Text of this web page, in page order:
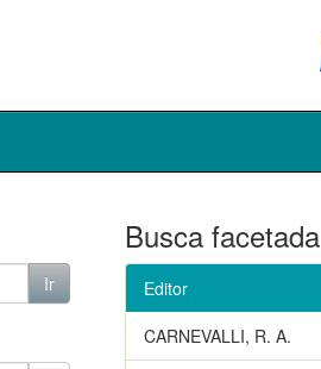
Busca facetada
Editor
CARNEVALLI, R. A.